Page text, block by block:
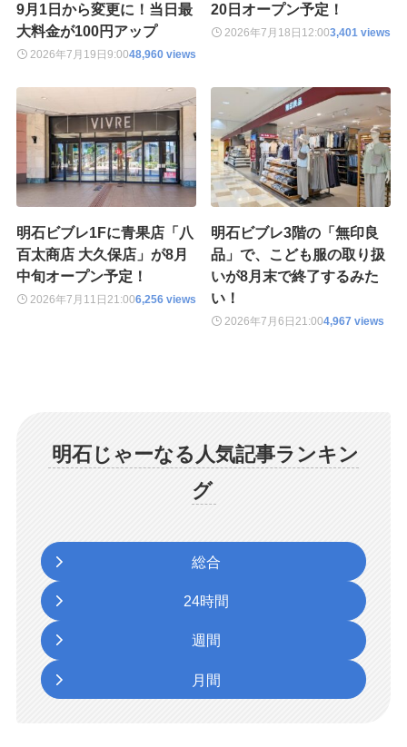
9月1日から変更に！当日最
大料金が100円アップ
2026年7月19日9:0048,960 views
20日オープン予定！
2026年7月18日 12:003,401 views
明石ビブレ1Fに青果店「八
百太商店 大久保店」が8月
中旬オープン予定！
2026年7月11日 21:006,256 views
明石ビブレ3階の「無印良
品」で、こども服の取り扱
いが8月末で終了するみた
い！
2026年7月6日 21:004,967 views
明石じゃーなる人気記事ランキン
グ
総合
24時間
週間
月間